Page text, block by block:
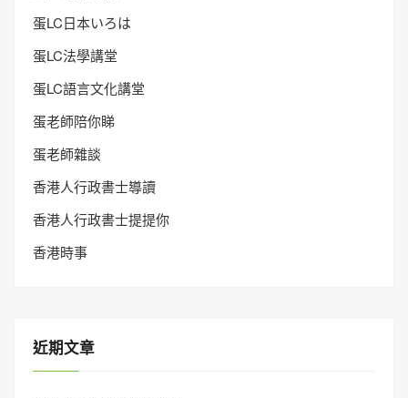
蛋LC日本いろは
蛋LC法學講堂
蛋LC語言文化講堂
蛋老師陪你睇
蛋老師雜談
香港人行政書士導讀
香港人行政書士提提你
香港時事
近期文章